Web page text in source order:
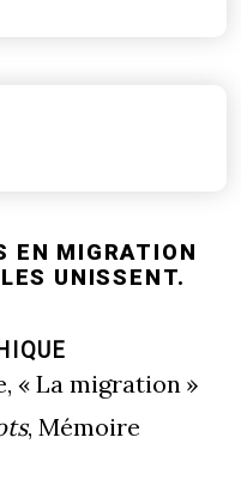
EN MIGRATION
UNISSENT.
« La migration »
, Mémoire